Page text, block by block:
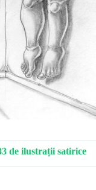
de ilustrații satirice